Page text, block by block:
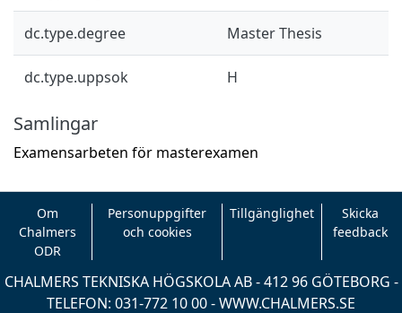
dc.type.degree Master Thesis
dc.type.uppsok H
Samlingar
Examensarbeten för masterexamen
Om
Chalmers
ODR
Personuppgifter
och cookies
Tillgänglighet
Skicka
feedback
CHALMERS TEKNISKA HÖGSKOLA AB - 412 96 GÖTEBORG -
TELEFON: 031-772 10 00 -WWW.CHALMERS.SE